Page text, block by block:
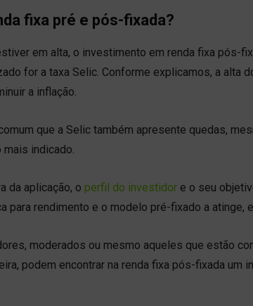
fixa pré e pós-fixada?
em alta, o investimento em renda fixa pós-
for a taxa Selic. Conforme explicamos, a alta
a inflação.
que a Selic também apresente quedas,
indicado.
da aplicação, o perfil do investidor e o seu
para rendimento e o modelo pré-fixado a atinge,
moderados ou mesmo aqueles que estão
podem encontrar na renda fixa pós-fixada um